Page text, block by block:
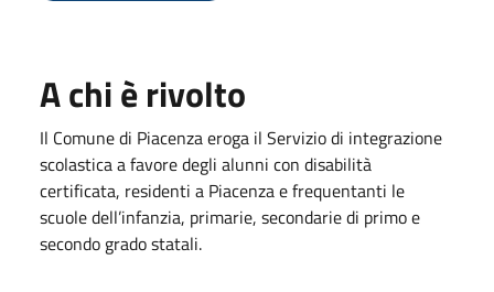
A chi è rivolto
Il Comune di Piacenza eroga il Servizio di integrazione
scolastica a favore degli alunni con disabilità
certificata, residenti a Piacenza e frequentanti le
scuole dell’infanzia, primarie, secondarie di primo e
secondo grado statali.